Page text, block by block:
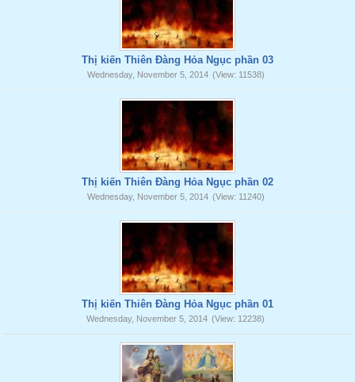
Thị kiến Thiên Đàng Hỏa Ngục phần 03
Wednesday, November 5, 2014 (View: 11538)
Thị kiến Thiên Đàng Hỏa Ngục phần 02
Wednesday, November 5, 2014 (View: 11240)
Thị kiến Thiên Đàng Hỏa Ngục phần 01
Wednesday, November 5, 2014 (View: 12238)